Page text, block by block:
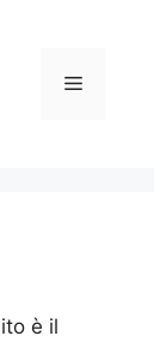
Menu
è il